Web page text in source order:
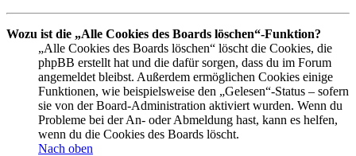
Wozu ist die „Alle Cookies des Boards löschen“-Funktion?
„Alle Cookies des Boards löschen“ löscht die Cookies, die
phpBB erstellt hat und die dafür sorgen, dass du im Forum
angemeldet bleibst. Außerdem ermöglichen Cookies einige
Funktionen, wie beispielsweise den „Gelesen“-Status – sofern
sie von der Board-Administration aktiviert wurden. Wenn du
Probleme bei der An- oder Abmeldung hast, kann es helfen,
wenn du die Cookies des Boards löscht.
Nach oben